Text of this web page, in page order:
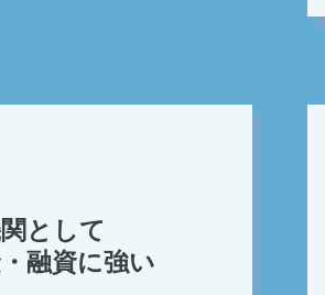
として
融資に強い